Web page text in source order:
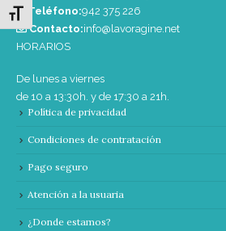
Alternar tamaño de letra
Teléfono:‭942 375 226‬
Contacto:info@lavoragine.net
HORARIOS
De lunes a viernes
de 10 a 13:30h. y de 17:30 a 21h.
Política de privacidad
Condiciones de contratación
Pago seguro
Atención a la usuaria
¿Donde estamos?